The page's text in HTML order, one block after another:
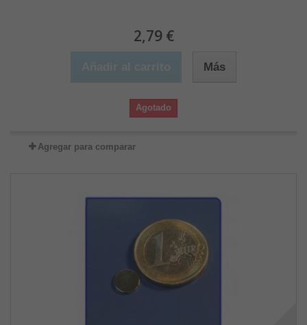
2,79 €
Más
Agotado
Agregar para comparar